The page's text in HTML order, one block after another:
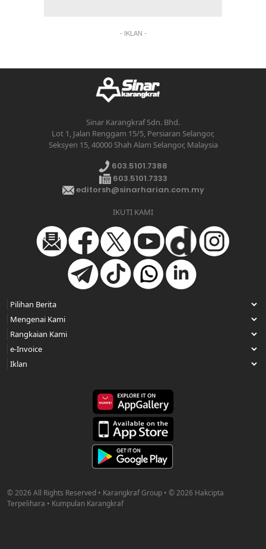
- IKLAN -
Sinar Karangkraf Sdn. Bhd.
Lot 1, Jalan Renggam 15/5, Persiaran Selangor,
Seksyen 15, 40000 Shah Alam Selangor, Malaysia
603.5101.7388
603.5101.7333
editorsh@sinarharian.com.my
IKUTI KAMI
© 2026 All Rights Reserved • Karangkraf Group • © 2026 Hakcipta
Terpelihara • Kumpulan Karangkraf